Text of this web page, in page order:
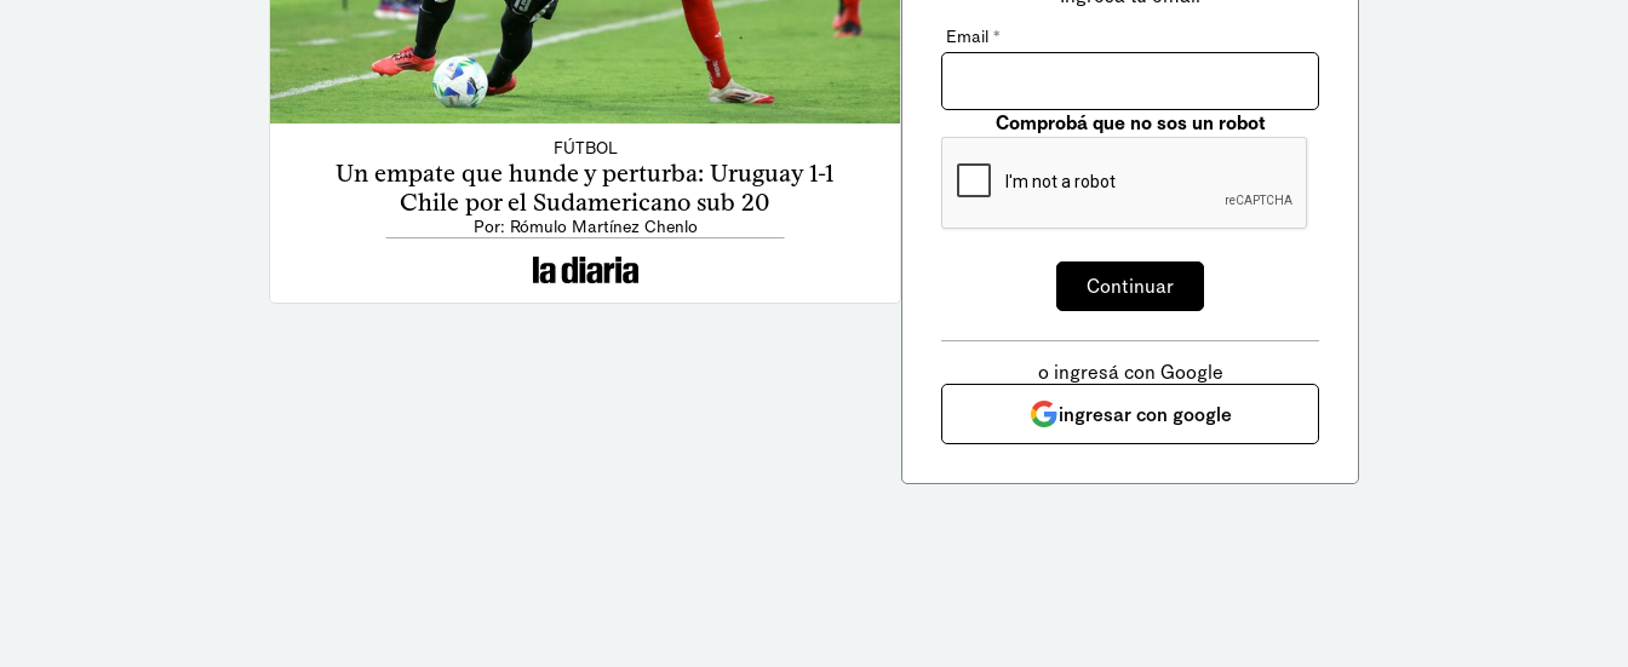
FÚTBOL
Un empate que hunde y perturba: Uruguay 1-1
Chile por el Sudamericano sub 20
Por: Rómulo Martínez Chenlo
Email *
Comprobá que no sos un robot
o ingresá con Google
ingresar con google